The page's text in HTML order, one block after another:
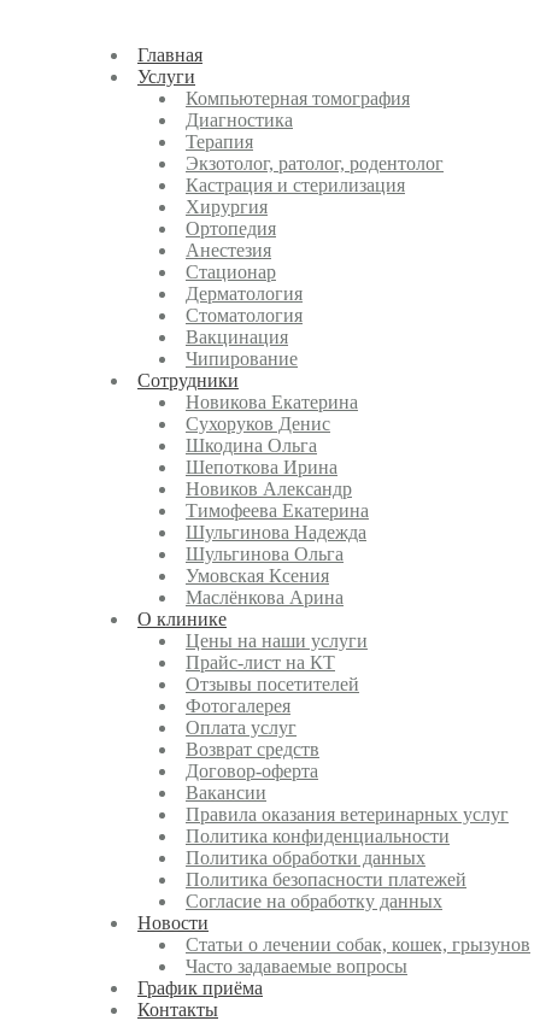
Главная
Услуги
Компьютерная томография
Диагностика
Терапия
Экзотолог, ратолог, родентолог
Кастрация и стерилизация
Хирургия
Ортопедия
Анестезия
Стационар
Дерматология
Стоматология
Вакцинация
Чипирование
Cотрудники
Новикова Екатерина
Сухоруков Денис
Шкодина Ольга
Шепоткова Ирина
Новиков Александр
Тимофеева Екатерина
Шульгинова Надежда
Шульгинова Ольга
Умовская Ксения
Маслёнкова Арина
О клинике
Цены на наши услуги
Прайс-лист на КТ
Отзывы посетителей
Фотогалерея
Оплата услуг
Возврат средств
Договор-оферта
Вакансии
Правила оказания ветеринарных услуг
Политика конфиденциальности
Политика обработки данных
Политика безопасности платежей
Согласие на обработку данных
Новости
Статьи о лечении собак, кошек, грызунов
Часто задаваемые вопросы
График приёма
Контакты